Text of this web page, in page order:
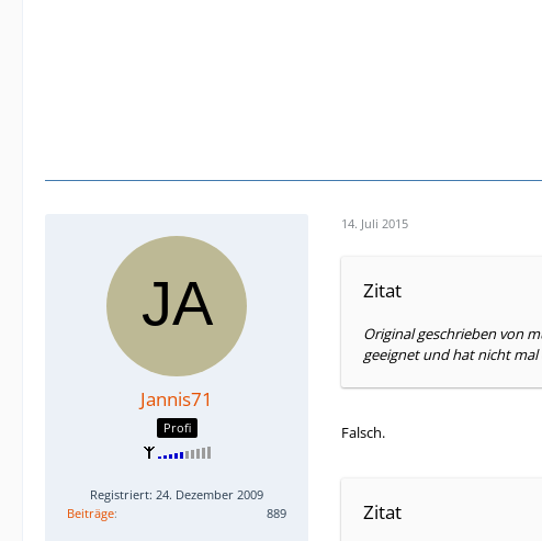
Jannis71
Profi
Registriert: 24. Dezember 2009
Beiträge
889
14. Juli 2015
Zitat
Original geschrieben von
geeignet und hat nicht mal
Falsch.
Zitat